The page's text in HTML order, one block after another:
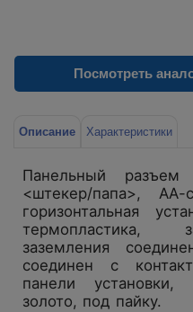
Посмотреть
Описание Характеристики
Панельный
<штекер/папа>,
горизонтальная
термопластика,
заземления
соединен с
панели
золото, под пайку.